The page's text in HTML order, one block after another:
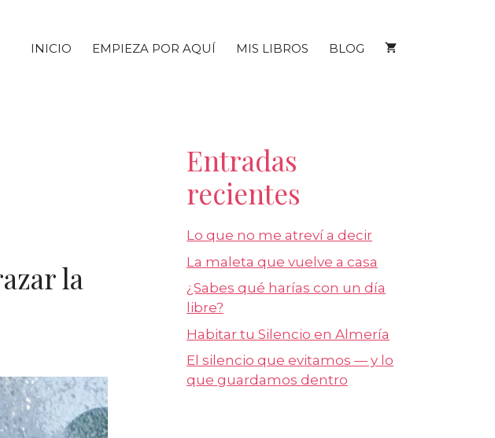
INICIO EMPIEZA POR AQUÍ MIS LIBROS BLOG
la
Entradas
recientes
Lo que no me atreví a decir
La maleta que vuelve a casa
¿Sabes qué harías con un día
libre?
Habitar tu Silencio en Almería
El silencio que evitamos — y lo
que guardamos dentro